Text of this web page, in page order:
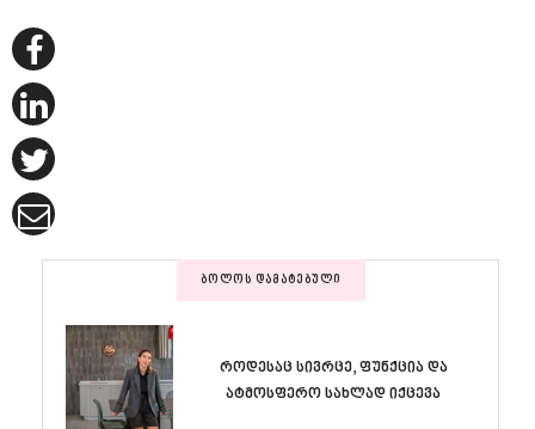
ᲑᲝᲚᲝᲡ ᲓᲐᲛᲐᲢᲔᲑᲣᲚᲘ
როდესაც სივრცე, ფუნქცია და
ატმოსფერო სახლად იქცევა